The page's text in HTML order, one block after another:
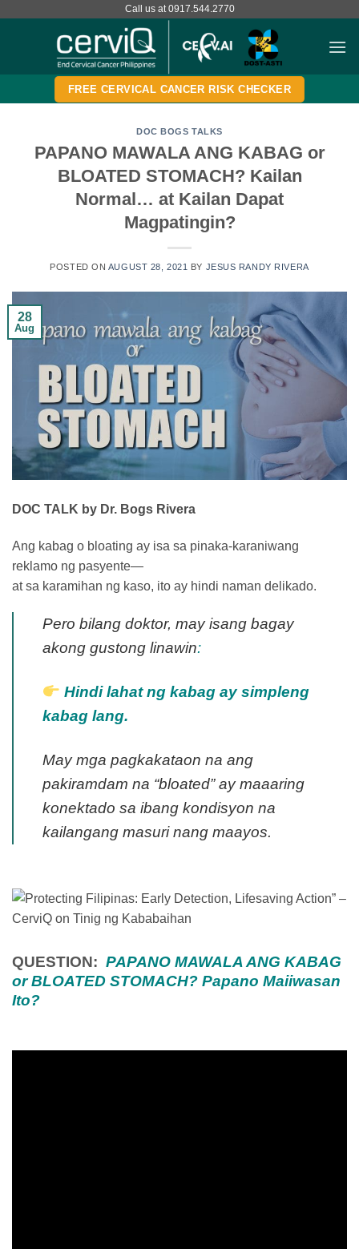
Call us at 0917.544.2770
FREE CERVICAL CANCER RISK CHECKER
DOC BOGS TALKS
PAPANO MAWALA ANG KABAG or
BLOATED STOMACH? Kailan
Normal… at Kailan Dapat
Magpatingin?
POSTED ON AUGUST 28, 2021 BY JESUS RANDY RIVERA
28
Aug
DOC TALK by Dr. Bogs Rivera
Ang kabag o bloating ay isa sa pinaka-karaniwang
reklamo ng pasyente—
at sa karamihan ng kaso, ito ay hindi naman delikado.
Pero bilang doktor, may isang bagay
akong gustong linawin:
Hindi lahat ng kabag ay simpleng
kabag lang.
May mga pagkakataon na ang
pakiramdam na “bloated” ay maaaring
konektado sa ibang kondisyon na
kailangang masuri nang maayos.
QUESTION: PAPANO MAWALA ANG KABAG
or BLOATED STOMACH? Papano Maiiwasan
Ito?